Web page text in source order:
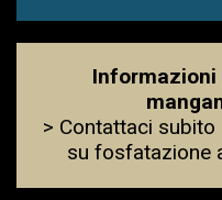
> Contattaci
su fosfatazione